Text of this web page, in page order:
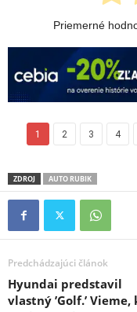
Priemerné
1 2 3 4
ZDROJ AUTO RUBIK
Predchádzajúci článok
Hyundai predstavil
vlastný ’Golf.’ Vieme,